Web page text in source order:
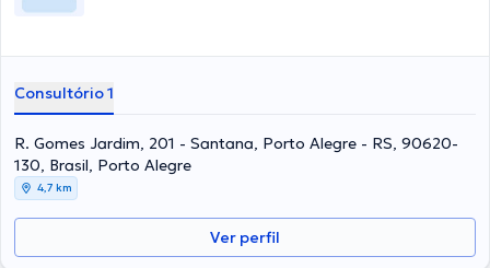
Consultório 1
R. Gomes Jardim, 201 - Santana, Porto Alegre - RS, 90620-
130, Brasil, Porto Alegre
4,7 km
Ver perfil